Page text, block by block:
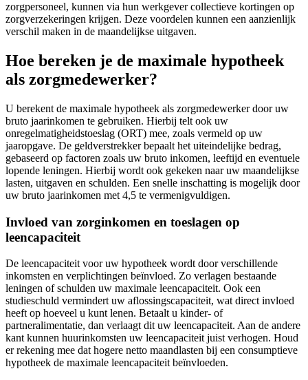
zorgpersoneel, kunnen via hun werkgever collectieve kortingen op
zorgverzekeringen krijgen. Deze voordelen kunnen een aanzienlijk
verschil maken in de maandelijkse uitgaven.
Hoe bereken je de maximale hypotheek
als zorgmedewerker?
U berekent de maximale hypotheek als zorgmedewerker door uw
bruto jaarinkomen te gebruiken. Hierbij telt ook uw
onregelmatigheidstoeslag (ORT) mee, zoals vermeld op uw
jaaropgave. De geldverstrekker bepaalt het uiteindelijke bedrag,
gebaseerd op factoren zoals uw bruto inkomen, leeftijd en eventuele
lopende leningen. Hierbij wordt ook gekeken naar uw maandelijkse
lasten, uitgaven en schulden. Een snelle inschatting is mogelijk door
uw bruto jaarinkomen met 4,5 te vermenigvuldigen.
Invloed van zorginkomen en toeslagen op
leencapaciteit
De leencapaciteit voor uw hypotheek wordt door verschillende
inkomsten en verplichtingen beïnvloed. Zo verlagen bestaande
leningen of schulden uw maximale leencapaciteit. Ook een
studieschuld vermindert uw aflossingscapaciteit, wat direct invloed
heeft op hoeveel u kunt lenen. Betaalt u kinder- of
partneralimentatie, dan verlaagt dit uw leencapaciteit. Aan de andere
kant kunnen huurinkomsten uw leencapaciteit juist verhogen. Houd
er rekening mee dat hogere netto maandlasten bij een consumptieve
hypotheek de maximale leencapaciteit beïnvloeden.